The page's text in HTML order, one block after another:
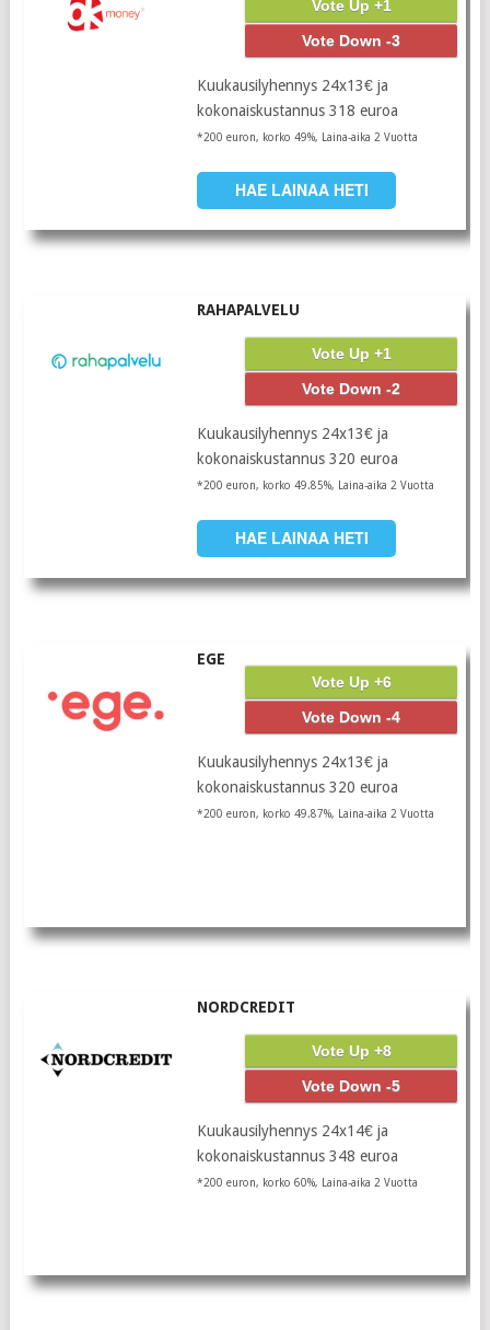
Vote Up +1
Vote Down -3
Kuukausilyhennys 24x13€ ja
kokonaiskustannus 318 euroa
*200 euron, korko 49%, Laina-aika 2 Vuotta
HAE LAINAA HETI
RAHAPALVELU
Vote Up +1
Vote Down -2
Kuukausilyhennys 24x13€ ja
kokonaiskustannus 320 euroa
*200 euron, korko 49.85%, Laina-aika 2 Vuotta
HAE LAINAA HETI
EGE
Vote Up +6
Vote Down -4
Kuukausilyhennys 24x13€ ja
kokonaiskustannus 320 euroa
*200 euron, korko 49.87%, Laina-aika 2 Vuotta
NORDCREDIT
Vote Up +8
Vote Down -5
Kuukausilyhennys 24x14€ ja
kokonaiskustannus 348 euroa
*200 euron, korko 60%, Laina-aika 2 Vuotta